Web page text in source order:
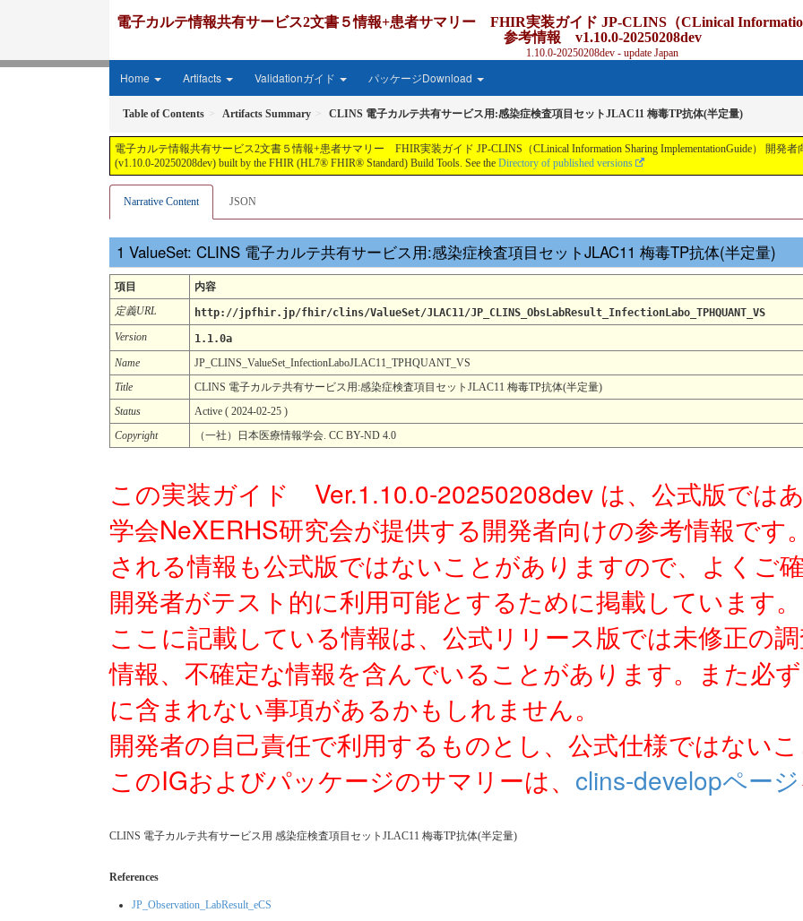
電子カルテ情報共有サービス2文書５情報+患者サマリー FHIR実装ガイド JP-CLINS（CLinical
参考情報 v1.10.0-20250208dev
1.10.0-20250208dev - update Japan
Home Artifacts Validationガイド パッケージDownload
Table of Contents Artifacts Summary CLINS 電子カルテ共有サービス用:感染症検査項目セットJLAC11 梅毒TP抗体(半定量)
電子カルテ情報共有サービス2文書５情報+患者サマリー FHIR実装ガイド JP-CLINS（CLinical Information Sharing ImplementationGuide） 開発者
(v1.10.0-20250208dev) built by the FHIR (HL7® FHIR® Standard) Build Tools. See the Directory of published versions
Narrative Content JSON
ValueSet: CLINS 電子カルテ共有サービス用:感染症検査項目セットJLAC11 梅毒TP抗体(半定量)
項目
内容
定義URL
http://jpfhir.jp/fhir/clins/ValueSet/JLAC11/JP_CLINS_ObsLabResult_InfectionLabo_TPHQUANT_VS
Version
1.1.0a
Name
JP_CLINS_ValueSet_InfectionLaboJLAC11_TPHQUANT_VS
Title
CLINS 電子カルテ共有サービス用:感染症検査項目セットJLAC11 梅毒TP抗体(半定量)
Status
Active ( 2024-02-25 )
Copyright
（一社）日本医療情報学会. CC BY-ND 4.0
この実装ガイド Ver.1.10.0-20250208dev は、公式版では
学会NeXERHS研究会が提供する開発者向けの参考情報です
される情報も公式版ではないことがありますので、よくご確
開発者がテスト的に利用可能とするために掲載しています。
ここに記載している情報は、公式リリース版では未修正の
情報、不確定な情報を含んでいることがあります。また必
に含まれない事項があるかもしれません。
開発者の自己責任で利用するものとし、公式仕様ではないこ
このIGおよびパッケージのサマリーは、 clins-developページ
CLINS 電子カルテ共有サービス用 感染症検査項目セットJLAC11 梅毒TP抗体(半定量)
References
JP_Observation_LabResult_eCS